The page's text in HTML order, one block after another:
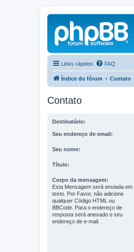
Links rápidos FAQ
Índice do fórum Contato
Contato
Destinatário:
Seu endereço de email:
Seu nome:
Título:
Corpo da mensagem:
Esta Mensagem será enviada em
texto. Por Favor, não adicione
qualquer Código HTML ou
BBCode. Para o endereço de
resposta será anexado o seu
endereço de e-mail.